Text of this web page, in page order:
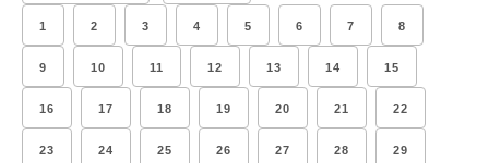
1 2 3 4 5 6 7 8
9 10 11 12 13 14 15
16 17 18 19 20 21 22
23 24 25 26 27 28 29